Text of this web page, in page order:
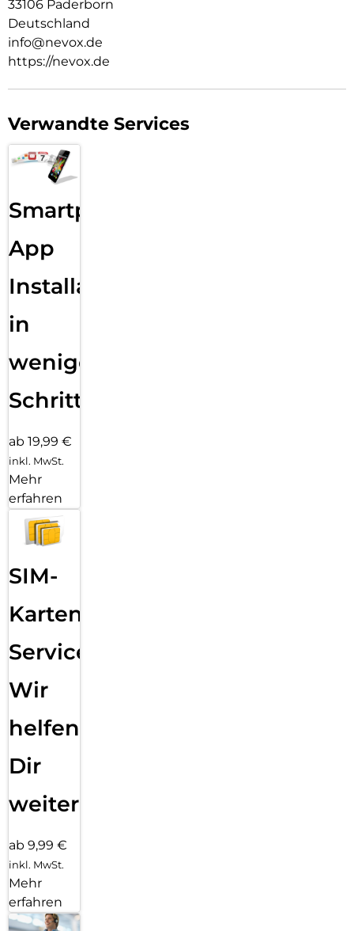
33106 Paderborn
Deutschland
info@nevox.de
https://nevox.de
Verwandte Services
Smartphone
App
Installation
in
wenigen
Schritten
ab 19,99 €
inkl. MwSt.
Mehr
erfahren
SIM-
Karten
Service:
Wir
helfen
Dir
weiter
ab 9,99 €
inkl. MwSt.
Mehr
erfahren